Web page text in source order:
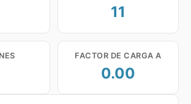
11
FACTOR DE CARGA Α
0.00